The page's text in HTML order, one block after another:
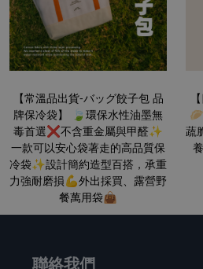
【常溫品出貨-バッグ餃子包 品
牌保冷袋】 🍃環保水性油墨無
毒首選❌不含重金屬與甲醛✨
一款可以安心袋著走的高品質保
冷袋✨設計簡約造型百搭，承重
力強耐磨損💪外出採買、露營野
餐萬用袋👜
蔬
聯絡我們